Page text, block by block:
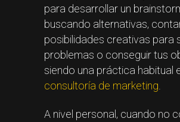
para desarrollar un
buscando alternativas,
posibilidades creativas para
problemas o conseguir tus
siendo una práctica habitual
consultoría de marketing
A nivel personal, cuando no